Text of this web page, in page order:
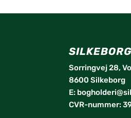
Sorringvej 28,
8600 Silkeborg
E:
CVR-nummer: